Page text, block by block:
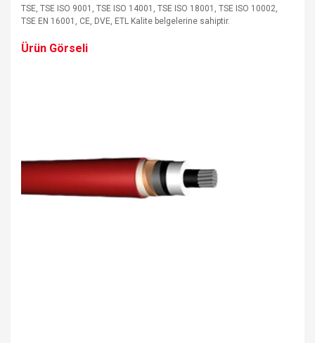
TSE, TSE ISO 9001, TSE ISO 14001, TSE ISO 18001, TSE ISO 10002,
TSE EN 16001, CE, DVE, ETL Kalite belgelerine sahiptir.
Ürün Görseli